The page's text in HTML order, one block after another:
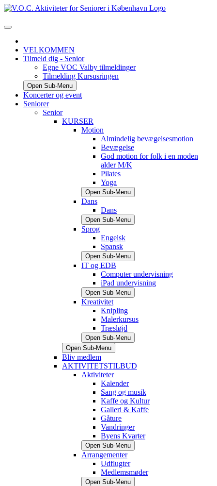
VELKOMMEN
Tilmeld dig - Senior
Egne VOC Valby tilmeldinger
Tilmelding Kursusringen
Open Sub-Menu
Koncerter og event
Seniorer
Senior
KURSER
Motion
Almindelig bevægelsesmotion
Bevægelse
God motion for folk i en moden
alder M/K
Pilates
Yoga
Open Sub-Menu
Dans
Dans
Open Sub-Menu
Sprog
Engelsk
Spansk
Open Sub-Menu
IT og EDB
Computer undervisning
iPad undervisning
Open Sub-Menu
Kreativitet
Knipling
Malerkursus
Træsløjd
Open Sub-Menu
Open Sub-Menu
Bliv medlem
AKTIVITETSTILBUD
Aktiviteter
Kalender
Sang og musik
Kaffe og Kultur
Galleri & Kaffe
Gåture
Vandringer
Byens Kvarter
Open Sub-Menu
Arrangementer
Udflugter
Medlemsmøder
Open Sub-Menu